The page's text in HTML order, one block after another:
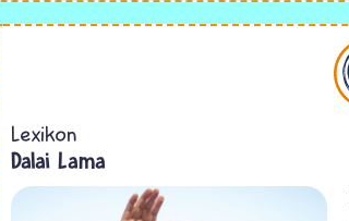
Lexikon
Dalai Lama